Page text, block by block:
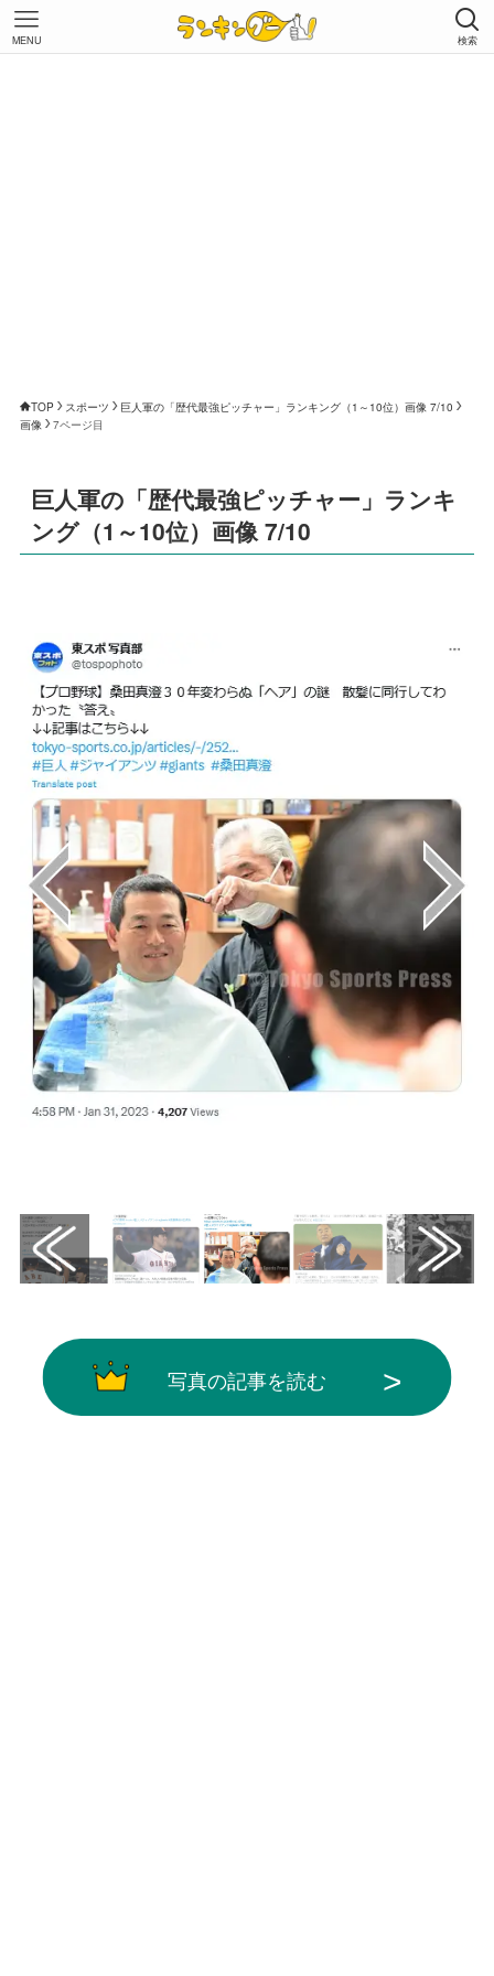
検索
MENU
TOP スポーツ
巨人軍の「歴代最強ピッチャー」ランキング（1～10位）画像 7/10
画像
7ページ目
巨人軍の「歴代最強ピッチャー」ランキ
ング（1～10位）画像 7/10
写真の記事を読む